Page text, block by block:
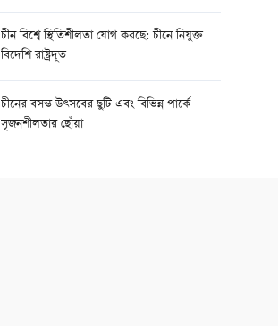
চীন বিশ্বে স্থিতিশীলতা যোগ করছে: চীনে নিযুক্ত
বিদেশি রাষ্ট্রদূত
চীনের বসন্ত উত্সবের ছুটি এবং বিভিন্ন পার্কে
সৃজনশীলতার ছোঁয়া